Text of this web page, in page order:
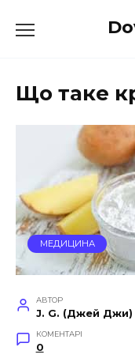
до
Що таке
МЕДИЦИНА
АВТОР
J. G. (Джей Джи)
КОМЕНТАРІ
0